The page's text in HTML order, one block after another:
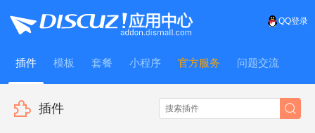
QQ登录
插件 模板 套餐 小程序 官方服务 问题交流
WitFrame
插件